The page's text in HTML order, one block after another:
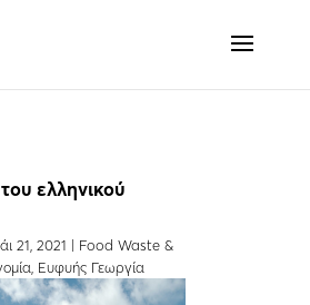
ελληνικού
21, 2021 | Food Waste &
Ευφυής Γεωργία